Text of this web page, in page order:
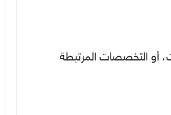
أو التخصصات المرتبطة